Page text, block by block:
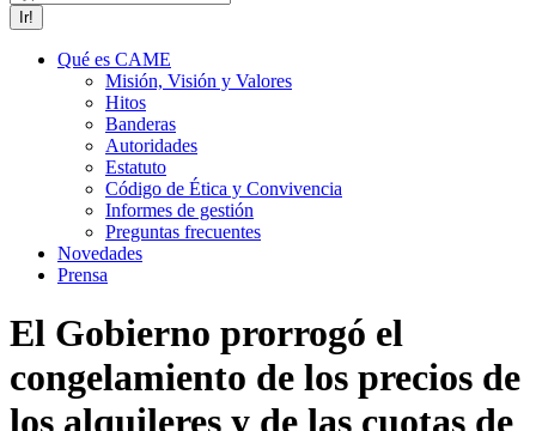
Qué es CAME
Misión, Visión y Valores
Hitos
Banderas
Autoridades
Estatuto
Código de Ética y Convivencia
Informes de gestión
Preguntas frecuentes
Novedades
Prensa
El Gobierno prorrogó el
congelamiento de los precios de
los alquileres y de las cuotas de